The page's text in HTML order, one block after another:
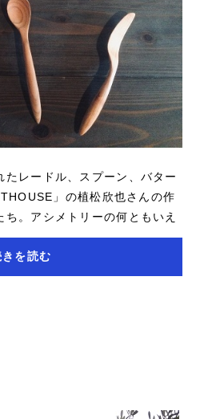
レードル、スプーン、バター
」の植松欣也さんの作
。アシメトリーの何ともいえ
ォームは優しい木の温...
きを読む